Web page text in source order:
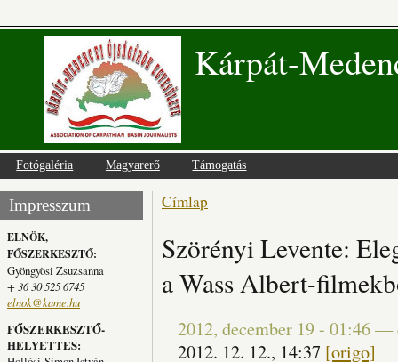
Kárpát-
Fotógaléria Magyarerő Támogatás
Impresszum
ELNÖK,
FŐSZERKESZTŐ:
Gyöngyösi Zsuzsanna
+ 36 30 525 6745
elnok@kame.hu
FŐSZERKESZTŐ-
HELYETTES:
Jelenlegi hely
Címlap
Szörényi Levente:
a Wass Albert-
2012, december 19 - 01:46—
2012. 12. 12., 14:37 [origo]